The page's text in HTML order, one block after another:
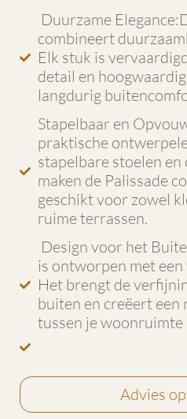
Duurzame
combineert
Elk stuk is
detail en
langdurig
Stapelbaar en
praktische
stapelbare stoelen
maken de Palissade
geschikt voor zowel
ruime terrassen.
Design voor het
is ontworpen met
Het brengt de
buiten en creëert een
tussen je woonruimte
Advies